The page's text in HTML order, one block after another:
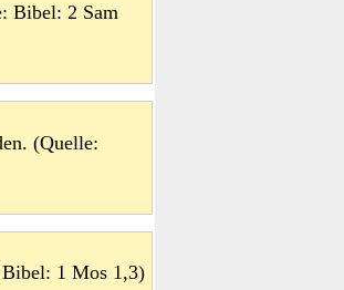
Bibel: 2 Sam
(Quelle:
1 Mos 1,3)